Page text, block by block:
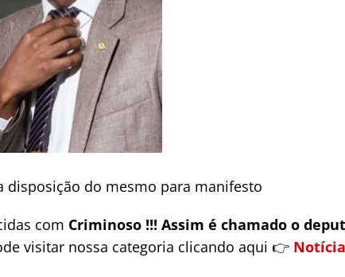
disposição do mesmo para manifesto
com Criminoso !!! Assim é chamado o
visitar nossa categoria clicando aqui 👉